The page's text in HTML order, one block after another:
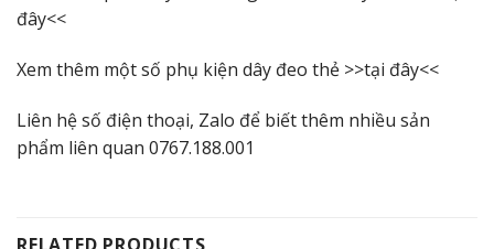
đây<<
Xem thêm một số phụ kiện dây đeo thẻ >>tại đây<<
Liên hệ số điện thoại, Zalo để biết thêm nhiều sản
phẩm liên quan 0767.188.001